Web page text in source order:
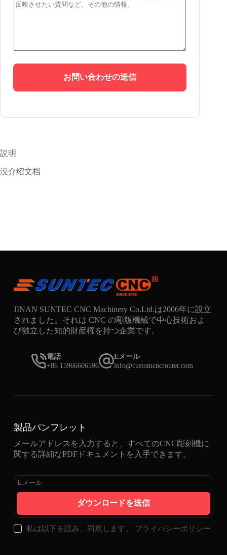
お問い合わせの送信
説明
没介绍文档
JINAN SUNTEC CNC Machinery Co.Ltd.は2006年に設立
されました。それは CNC の彫版機械で中心技術およ
び独立した知的財産権を持つ企業です。
電話
+86 15966606596
Eメール
info@customcncrouter.com
製品パンフレット
メールアドレスを入力すると、すべてのCNC彫刻機に
関する詳細なPDFドキュメントを入手できます。
ダウンロードを送信
私は以下を読み、同意します。 プライバシーポリシー